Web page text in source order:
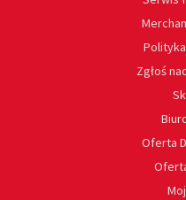
Zgłoś
Oferta